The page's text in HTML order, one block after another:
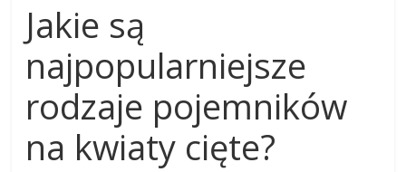
Jakie są
najpopularniejsze
rodzaje pojemników
na kwiaty cięte?